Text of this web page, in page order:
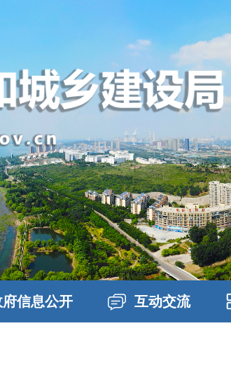
府信息公开 互动交流